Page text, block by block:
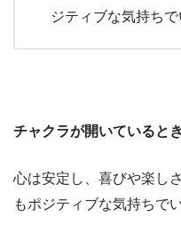
ジティブな気持ち
チャクラが開いているとき
心は安定し、喜びや楽し
もポジティブな気持ちで